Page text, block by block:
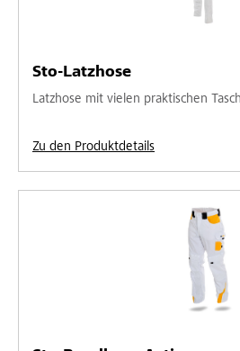
Sto-Latzhose
Latzhose mit vielen praktischen
Zu den Produktdetails